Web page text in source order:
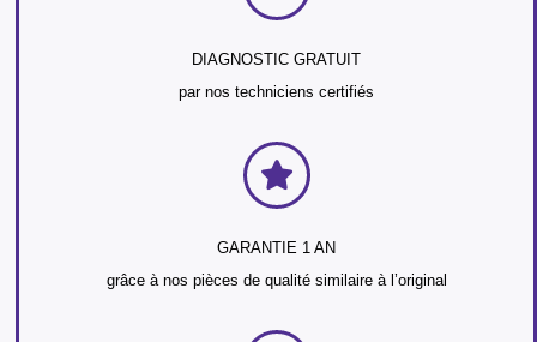
DIAGNOSTIC GRATUIT
par nos techniciens certifiés
GARANTIE 1 AN
grâce à nos pièces de qualité similaire à l’original